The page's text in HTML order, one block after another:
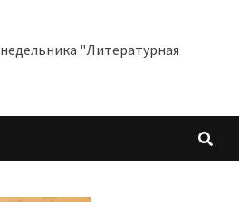
"Литературная